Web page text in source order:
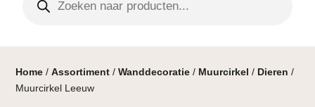
Home /Assortiment /Wanddecoratie / Muurcirkel / Dieren /
Muurcirkel Leeuw